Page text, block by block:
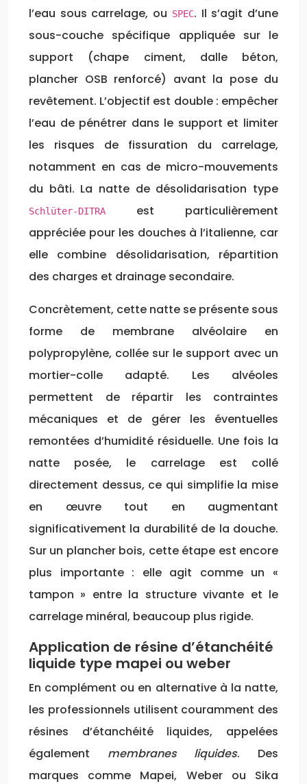
l’eau sous carrelage, ou SPEC. Il s’agit d’une
sous-couche spécifique appliquée sur le
support (chape ciment, dalle béton,
plancher OSB renforcé) avant la pose du
revêtement. L’objectif est double : empêcher
l’eau de pénétrer dans le support et limiter
les risques de fissuration du carrelage,
notamment en cas de micro-mouvements
du bâti. La natte de désolidarisation type
Schlüter-DITRA
est particulièrement
appréciée pour les douches à l’italienne, car
elle combine désolidarisation, répartition
des charges et drainage secondaire.
Concrètement, cette natte se présente sous
forme de membrane alvéolaire en
polypropylène, collée sur le support avec un
mortier-colle adapté. Les alvéoles
permettent de répartir les contraintes
mécaniques et de gérer les éventuelles
remontées d’humidité résiduelle. Une fois la
natte posée, le carrelage est collé
directement dessus, ce qui simplifie la mise
en œuvre tout en augmentant
significativement la durabilité de la douche.
Sur un plancher bois, cette étape est encore
plus importante : elle agit comme un «
tampon » entre la structure vivante et le
carrelage minéral, beaucoup plus rigide.
Application de résine d’étanchéité
liquide type mapei ou weber
En complément ou en alternative à la natte,
les professionnels utilisent couramment des
résines d’étanchéité liquides, appelées
également membranes liquides. Des
marques comme Mapei, Weber ou Sika